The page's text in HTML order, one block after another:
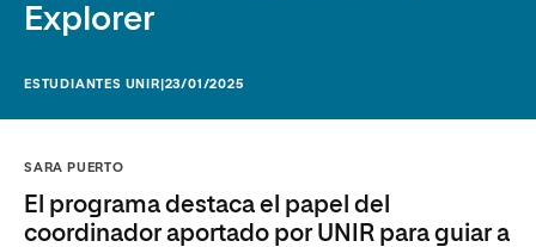
Explorer
ESTUDIANTES UNIR |23/01/2025
SARA PUERTO
El programa destaca el papel del
coordinador aportado por UNIR para guiar a